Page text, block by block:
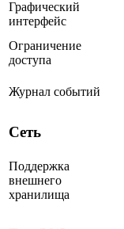
Графический
интерфейс
Ограничение
доступа
Журнал событий
Сеть
Поддержка
внешнего
хранилища